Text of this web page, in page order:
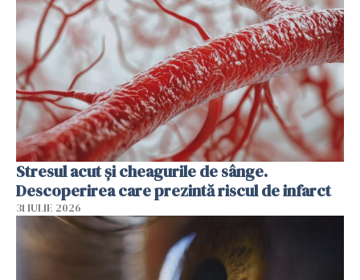
Stresul acut și cheagurile de sânge.
Descoperirea care prezintă riscul de infarct
31 IULIE 2026